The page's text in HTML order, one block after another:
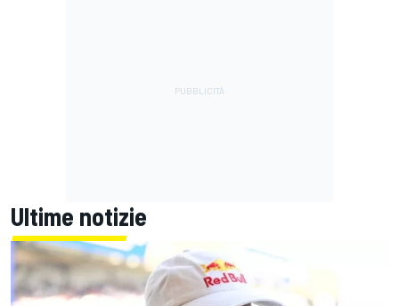
Ultime notizie